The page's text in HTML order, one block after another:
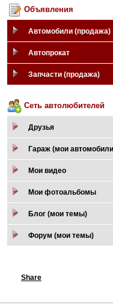
Объявления
Автомобили (продажа)
Автопрокат
Запчасти (продажа)
Сеть автолюбителей
Друзья
Гараж (мои
Мои видео
Мои фотоальбомы
Блог (мои темы)
Форум (мои темы)
Share